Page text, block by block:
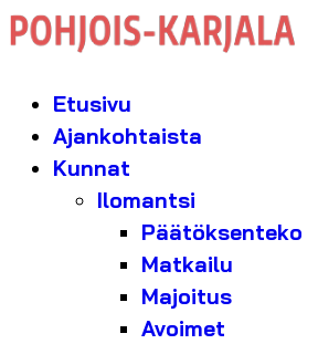
Etusivu
Ajankohtaista
Kunnat
Ilomantsi
Päätöksenteko
Matkailu
Majoitus
Avoimet